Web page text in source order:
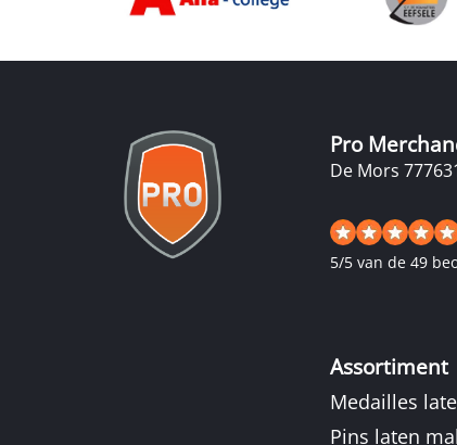
Pro
De Mors 77
5/5 van de 49
Assortiment
Medailles
Pins laten